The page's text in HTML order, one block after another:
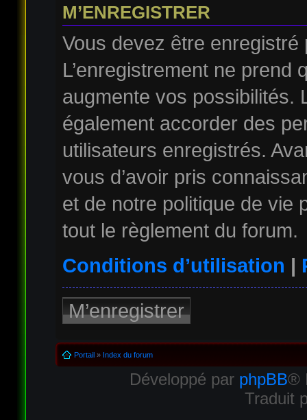
M’ENREGISTRER
Vous devez être
L’enregistrement ne prend
augmente vos possibilités.
également accorder des
utilisateurs enregistrés.
vous d’avoir pris
et de notre politique de vie
tout le règlement du forum.
Conditions d’utilisation |
M’enregistrer
Portail» Index du forum
Développé par phpBB®
Traduit